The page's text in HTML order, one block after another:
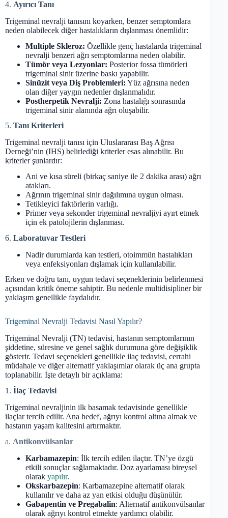
4. Ayırıcı Tanı
Trigeminal nevralji tanısını koyarken, benzer semptomlara
neden olabilecek diğer hastalıkların dışlanması önemlidir:
Multiple Skleroz: Özellikle genç hastalarda trigeminal
nevralji benzeri ağrı semptomlarına neden olabilir.
Tümör veya Lezyonlar: Posterior fossa tümörleri
trigeminal sinir üzerine baskı yapabilir.
Sinüzit veya Diş Problemleri: Yüz ağrısına neden
olan diğer yaygın nedenler dışlanmalıdır.
Postherpetik Nevralji: Zona hastalığı sonrasında
trigeminal sinir alanında ağrı oluşabilir.
5. Tanı Kriterleri
Trigeminal nevralji tanısı için Uluslararası Baş Ağrısı
Derneği’nin (IHS) belirlediği kriterler esas alınabilir. Bu
kriterler şunlardır:
Ani ve kısa süreli (birkaç saniye ile 2 dakika arası) ağrı
atakları.
Ağrının trigeminal sinir dağılımına uygun olması.
Tetikleyici faktörlerin varlığı.
Primer veya sekonder trigeminal nevraljiyi ayırt etmek
için ek patolojilerin dışlanması.
6. Laboratuvar Testleri
Nadir durumlarda kan testleri, otoimmün hastalıkları
veya enfeksiyonları dışlamak için kullanılabilir.
Erken ve doğru tanı, uygun tedavi seçeneklerinin belirlenmesi
açısından kritik öneme sahiptir. Bu nedenle multidisipliner bir
yaklaşım genellikle faydalıdır.
Trigeminal Nevralji Tedavisi Nasıl Yapılır?
Trigeminal Nevralji (TN) tedavisi, hastanın semptomlarının
şiddetine, süresine ve genel sağlık durumuna göre değişiklik
gösterir. Tedavi seçenekleri genellikle ilaç tedavisi, cerrahi
müdahale ve diğer alternatif yaklaşımlar olarak üç ana grupta
toplanabilir. İşte detaylı bir açıklama:
1. İlaç Tedavisi
Trigeminal nevraljinin ilk basamak tedavisinde genellikle
ilaçlar tercih edilir. Ana hedef, ağrıyı kontrol altına almak ve
hastanın yaşam kalitesini artırmaktır.
a. Antikonvülsanlar
Karbamazepin: İlk tercih edilen ilaçtır. TN’ye özgü
etkili sonuçlar sağlamaktadır. Doz ayarlaması bireysel
olarak yapılır.
Okskarbazepin: Karbamazepine alternatif olarak
kullanılır ve daha az yan etkisi olduğu düşünülür.
Gabapentin ve Pregabalin: Alternatif antikonvülsanlar
olarak ağrıyı kontrol etmekte yardımcı olabilir.